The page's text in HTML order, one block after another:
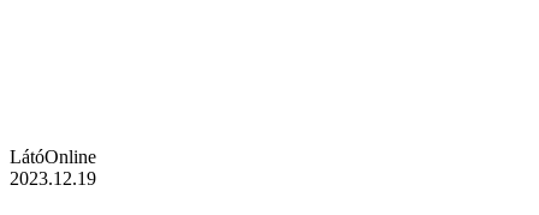
LátóOnline
2023.12.19